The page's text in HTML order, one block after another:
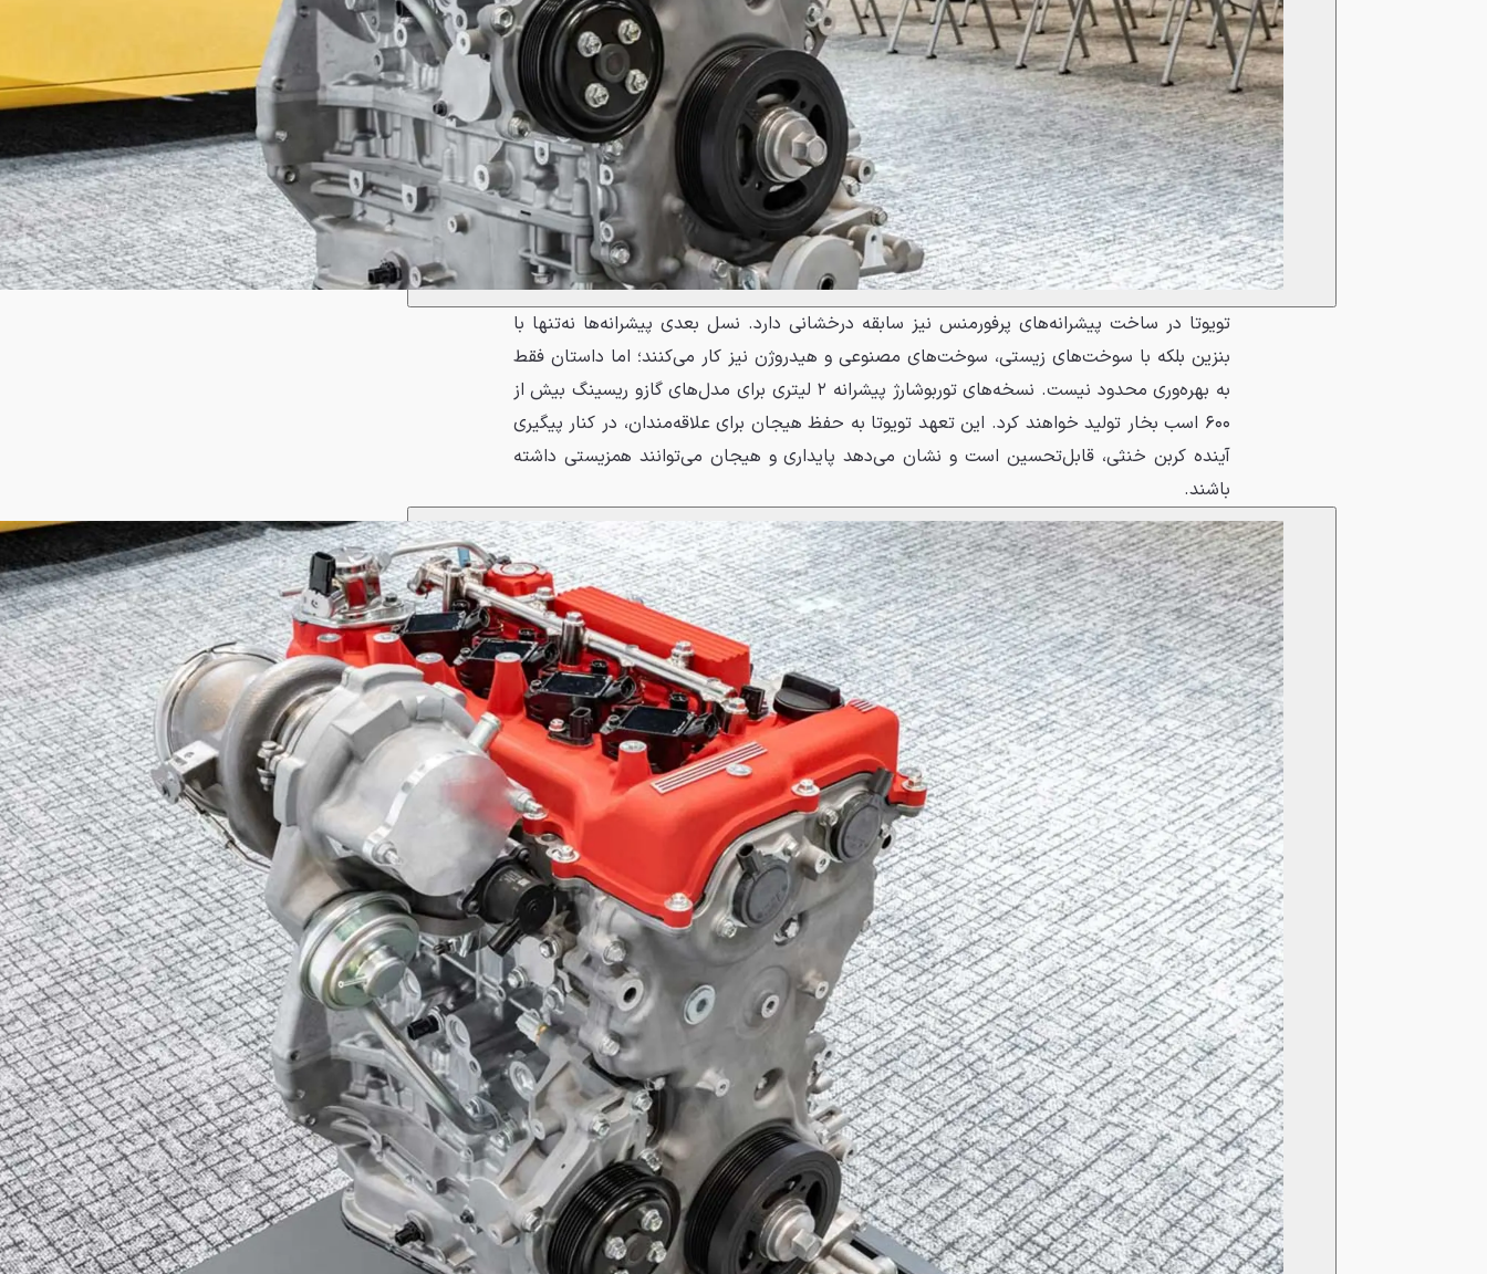
تویوتا در ساخت پیشرانه‌های پرفورمنس نیز سابقه درخشانی دارد. نسل بعدی پیشرانه‌ها نه‌تنها با
بنزین بلکه با سوخت‌های زیستی، سوخت‌های مصنوعی و هیدروژن نیز کار می‌کنند؛ اما داستان فقط
به بهره‌وری محدود نیست. نسخه‌های توربوشارژ پیشرانه ۲ لیتری برای مدل‌های گازو ریسینگ بیش از
۶۰۰ اسب بخار تولید خواهند کرد. این تعهد تویوتا به حفظ هیجان برای علاقه‌مندان، در کنار پیگیری
آینده کربن خنثی، قابل‌تحسین است و نشان می‌دهد پایداری و هیجان می‌توانند همزیستی داشته
باشند.